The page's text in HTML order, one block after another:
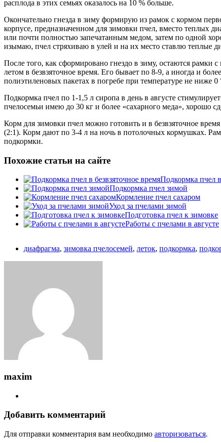
расплода в этих семьях оказалось на 10 % больше.
Окончательно гнезда в зиму формирую из рамок с кормом
корпусе, предназначенном для зимовки пчел, вместо теплых
или почти полностью запечатанным медом, затем по одной
изымаю, пчел стряхиваю в улей и на их место ставлю теплые
После того, как сформировано гнездо в зиму, остаются
летом в безвзяточное время. Его бывает по 8-9, а иногда и
полиэтиленовых пакетах в погребе при температуре не ниже
Подкормка пчел по 1-1,5 л сиропа в день в августе
пчелосемьи имею до 30 кг и более «сахарного меда», хорошо
Корм для зимовки пчел можно готовить и в безвзяточное
(2:1). Корм дают по 3-4 л на ночь в потолочных кормушках.
подкормки.
Похожие статьи на сайте
Подкормка пчел
Подкормка пчел зимой
Кормление пчел сахаром
Уход за пчелами зимой
Подготовка пчел к зимовке
Работы с пчелами в августе
диафрагма, зимовка пчелосемей, леток, подкормка,
maxim
Добавить комментарий
Для отправки комментария вам необходимо авторизоваться.